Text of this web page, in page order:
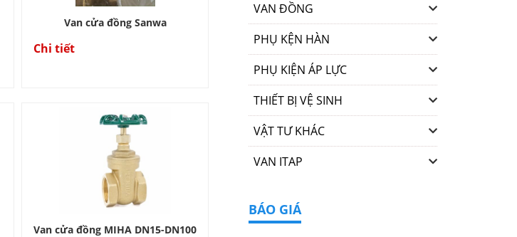
Van cửa đồng Sanwa
Chi tiết
Van cửa đồng MIHA DN15-DN100
VAN ĐỒNG
PHỤ KỆN HÀN
PHỤ KIỆN ÁP LỰC
THIẾT BỊ VỆ SINH
VẬT TƯ KHÁC
VAN ITAP
BÁO GIÁ